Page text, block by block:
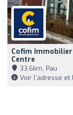
Cofim
Centre
33,6km, Pau
Voir l'adresse et